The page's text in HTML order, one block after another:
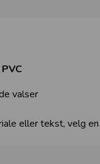
valser
eller tekst, velg